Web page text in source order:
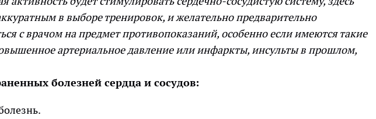
в выборе тренировок, и желательно предварительно
с врачом на предмет противопоказаний, особенно если имеются такие
артериальное давление или инфаркты, инсульты в прошлом,
болезней сердца и сосудов: